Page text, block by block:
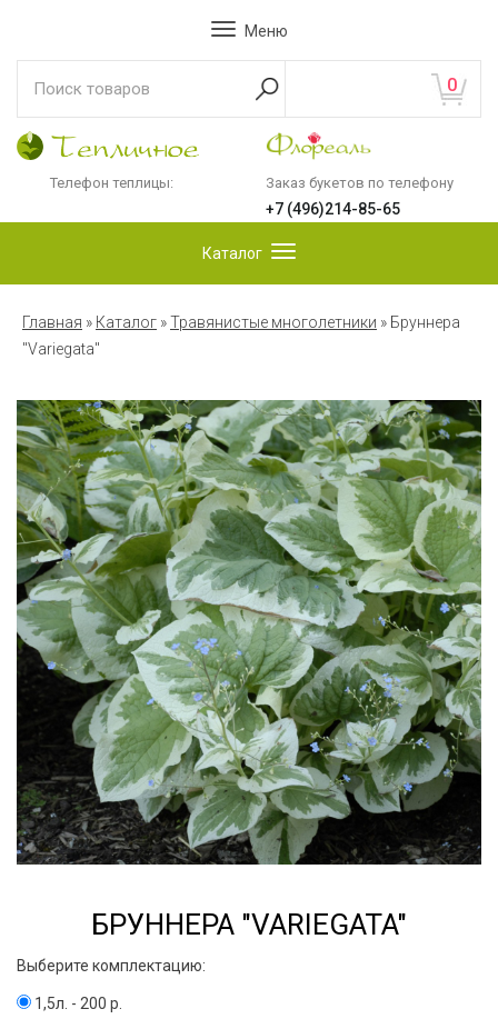
Меню
0
Телефон теплицы: Заказ букетов по телефону
+7 (496)214-85-65
Каталог
Главная » Каталог »Травянистые многолетники » Бруннера
"Variegata"
БРУННЕРА "VARIEGATA"
Выберите комплектацию:
1,5л. - 200 р.